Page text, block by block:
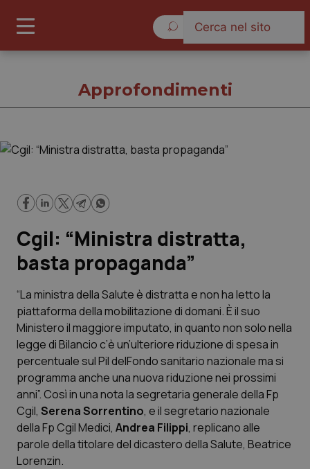
Cronache
Governo e Parlamento
Regioni e Asl
Lavoro e Professioni
Scienza e Farmaci
Studi e Analisi
Lettere al direttore
Edizioni Regionali
Approfondimenti
Cgil: “Ministra distratta,
basta propaganda”
“La ministra della Salute è distratta e non ha letto la
piattaforma della mobilitazione di domani. È il suo
Ministero il maggiore imputato, in quanto non solo nella
legge di Bilancio c’è un’ulteriore riduzione di spesa in
percentuale sul Pil delFondo sanitario nazionale ma si
programma anche una nuova riduzione nei prossimi
anni”. Così in una nota la segretaria generale della Fp
Cgil, Serena Sorrentino, e il segretario nazionale
della Fp Cgil Medici, Andrea Filippi, replicano alle
parole della titolare del dicastero della Salute, Beatrice
Lorenzin.